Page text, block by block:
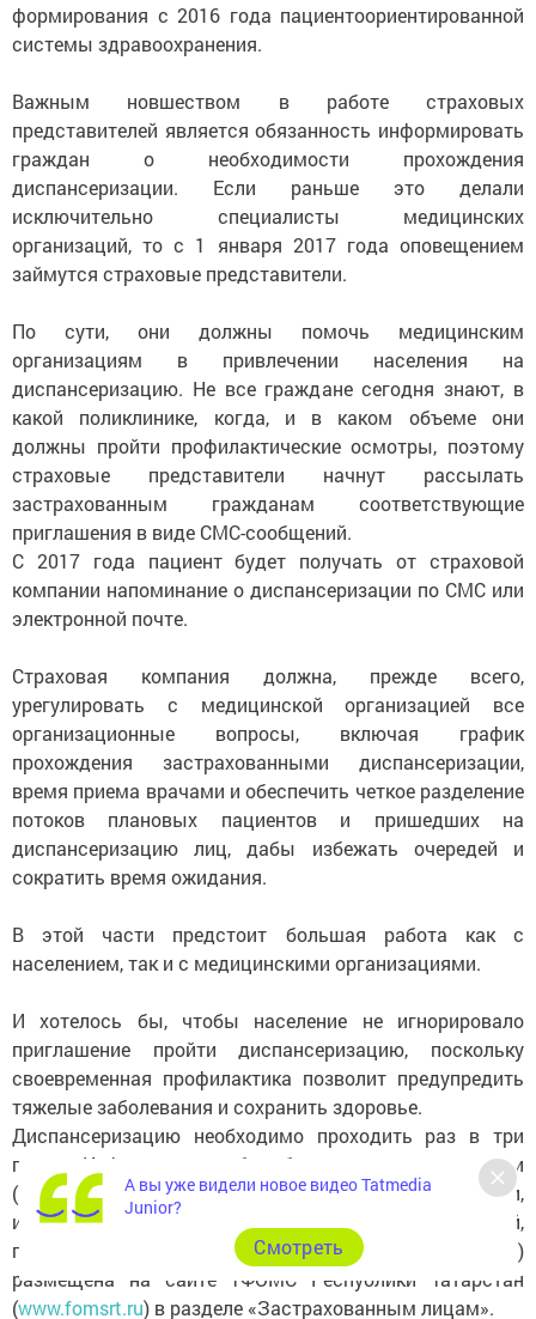
формирования с 2016 года пациентоориентированной
системы здравоохранения.
Важным новшеством в работе страховых
представителей является обязанность информировать
граждан о необходимости прохождения
диспансеризации. Если раньше это делали
исключительно специалисты медицинских
организаций, то с 1 января 2017 года оповещением
займутся страховые представители.
По сути, они должны помочь медицинским
организациям в привлечении населения на
диспансеризацию. Не все граждане сегодня знают, в
какой поликлинике, когда, и в каком объеме они
должны пройти профилактические осмотры, поэтому
страховые представители начнут рассылать
застрахованным гражданам соответствующие
приглашения в виде СМС-сообщений.
С 2017 года пациент будет получать от страховой
компании напоминание о диспансеризации по СМС или
электронной почте.
Страховая компания должна, прежде всего,
урегулировать с медицинской организацией все
организационные вопросы, включая график
прохождения застрахованными диспансеризации,
время приема врачами и обеспечить четкое разделение
потоков плановых пациентов и пришедших на
диспансеризацию лиц, дабы избежать очередей и
сократить время ожидания.
В этой части предстоит большая работа как с
населением, так и с медицинскими организациями.
И хотелось бы, чтобы население не игнорировало
приглашение пройти диспансеризацию, поскольку
своевременная профилактика позволит предупредить
тяжелые заболевания и сохранить здоровье.
Диспансеризацию необходимо проходить раз в три
года. Информация об объеме диспансеризации
(перечне осмотров врачами-специалистами,
исследований и иных медицинских мероприятий,
проводимых в определенные возрастные периоды)
размещена на сайте ТФОМС Республики Татарстан
(www.fomsrt.ru) в разделе «Застрахованным лицам».
А вы уже видели новое видео Tatmedia
Junior?
Cмотреть